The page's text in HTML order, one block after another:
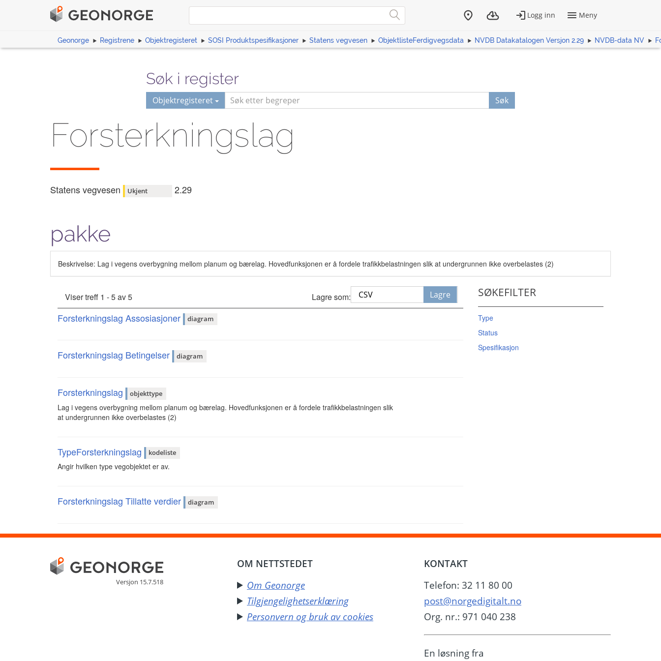
Geonorge Registrene Objektregisteret SOSI Produktspesifikasjoner Statens vegvesen ObjektlisteFerdigvegsdata NVDB Datakatalogen Versjon 2.29 NVDB-data NV
Søk i register
Objektregisteret Søk
Forsterkningslag
Statens vegvesen Ukjent 2.29
pakke
Beskrivelse: Lag i vegens overbygning mellom planum og bærelag. Hovedfunksjonen er å fordele trafikkbelastningen slik at undergrunnen ikke overbelastes (2)
Viser treff 1 - 5 av 5 Lagre som: Lagre
Forsterkningslag Assosiasjoner diagram
Forsterkningslag Betingelser diagram
Forsterkningslag objekttype
Lag i vegens overbygning mellom planum og bærelag. Hovedfunksjonen er å fordele trafikkbelastningen slik
at undergrunnen ikke overbelastes (2)
TypeForsterkningslag kodeliste
Angir hvilken type vegobjektet er av.
Forsterkningslag Tillatte verdier diagram
SØKEFILTER
Type
Status
Spesifikasjon